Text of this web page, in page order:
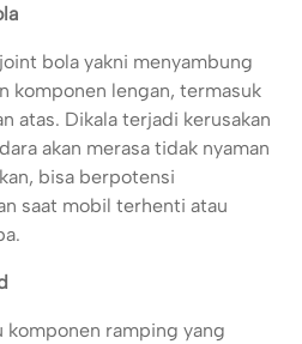
bola yakni menyambung
komponen lengan, termasuk
atas. Dikala terjadi kerusakan
akan merasa tidak nyaman
bisa berpotensi
saat mobil terhenti atau
komponen ramping yang